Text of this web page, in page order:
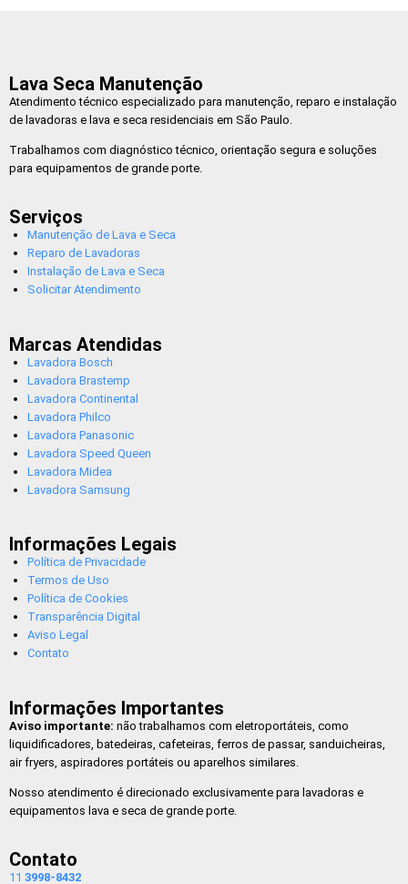
Lava Seca Manutenção
Atendimento técnico especializado para manutenção, reparo e instalação
de lavadoras e lava e seca residenciais em São Paulo.
Trabalhamos com diagnóstico técnico, orientação segura e soluções
para equipamentos de grande porte.
Serviços
Manutenção de Lava e Seca
Reparo de Lavadoras
Instalação de Lava e Seca
Solicitar Atendimento
Marcas Atendidas
Lavadora Bosch
Lavadora Brastemp
Lavadora Continental
Lavadora Philco
Lavadora Panasonic
Lavadora Speed Queen
Lavadora Midea
Lavadora Samsung
Informações Legais
Política de Privacidade
Termos de Uso
Política de Cookies
Transparência Digital
Aviso Legal
Contato
Informações Importantes
Aviso importante: não trabalhamos com eletroportáteis, como
liquidificadores, batedeiras, cafeteiras, ferros de passar, sanduicheiras,
air fryers, aspiradores portáteis ou aparelhos similares.
Nosso atendimento é direcionado exclusivamente para lavadoras e
equipamentos lava e seca de grande porte.
Contato
11 3998-8432